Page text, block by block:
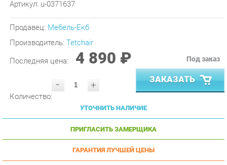
Продавец:
Производитель:Tetchair
Последняя цена: 4 890 ₽
- +
ЗАКАЗАТЬ
УТОЧНИТЬ НАЛИЧИЕ
ПРИГЛАСИТЬ ЗАМЕРЩИКА
ГАРАНТИЯ ЛУЧШЕЙ ЦЕНЫ
по г. Екатеринбурги до ТК -
бесплатна при заказе от30000 р.